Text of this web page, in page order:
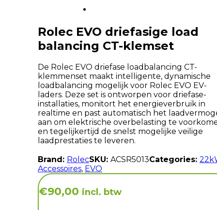
Rolec EVO driefasige load
balancing CT-klemset
De Rolec EVO driefase loadbalancing CT-
klemmenset maakt intelligente, dynamische
loadbalancing mogelijk voor Rolec EVO EV-
laders. Deze set is ontworpen voor driefase-
installaties, monitort het energieverbruik in
realtime en past automatisch het
aan om elektrische overbelasting te
en tegelijkertijd de snelst mogelijke veilige
laadprestaties te leveren.
Brand: RolecSKU: ACSR5013Categories:
Accessoires, EVO
€90,00 incl. btw